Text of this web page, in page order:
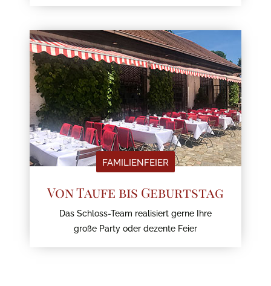
FAMILIENFEIER
Von Taufe bis Geburtstag
Das Schloss-Team realisiert gerne Ihre
große Party oder dezente Feier